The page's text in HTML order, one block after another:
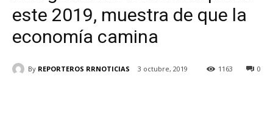
este 2019, muestra de que la
economía camina
By REPORTEROS RRNOTICIAS 3 octubre, 2019 0
1163